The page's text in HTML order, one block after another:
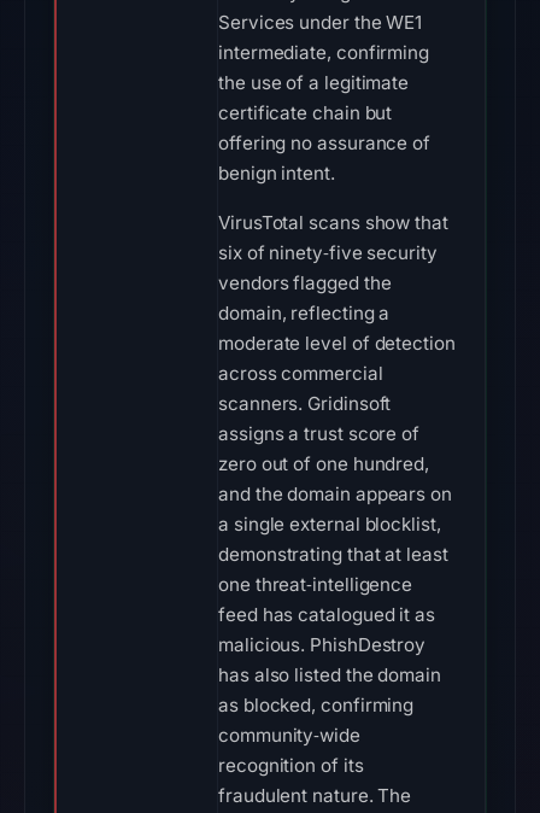
Services under the WE1
intermediate, confirming
the use of a legitimate
certificate chain but
offering no assurance of
benign intent.
VirusTotal scans show that
six of ninety‑five security
vendors flagged the
domain, reflecting a
moderate level of detection
across commercial
scanners. Gridinsoft
assigns a trust score of
zero out of one hundred,
and the domain appears on
a single external blocklist,
demonstrating that at least
one threat‑intelligence
feed has catalogued it as
malicious. PhishDestroy
has also listed the domain
as blocked, confirming
community‑wide
recognition of its
fraudulent nature. The